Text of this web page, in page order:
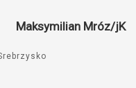
Maksymilian Mróz/jK